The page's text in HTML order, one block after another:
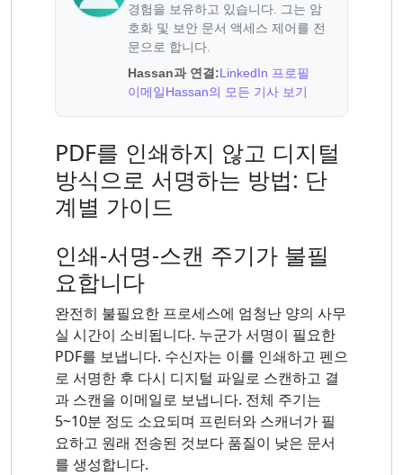
경험을 보유하고 있습니다. 그는 암
호화 및 보안 문서 액세스 제어를 전
문으로 합니다.
Hassan과 연결:LinkedIn 프로필
이메일Hassan의 모든 기사 보기
PDF를 인쇄하지 않고 디지털
방식으로 서명하는 방법: 단
계별 가이드
인쇄-서명-스캔 주기가 불필
요합니다
완전히 불필요한 프로세스에 엄청난 양의 사무
실 시간이 소비됩니다. 누군가 서명이 필요한
PDF를 보냅니다. 수신자는 이를 인쇄하고 펜으
로 서명한 후 다시 디지털 파일로 스캔하고 결
과 스캔을 이메일로 보냅니다. 전체 주기는
5~10분 정도 소요되며 프린터와 스캐너가 필
요하고 원래 전송된 것보다 품질이 낮은 문서
를 생성합니다.